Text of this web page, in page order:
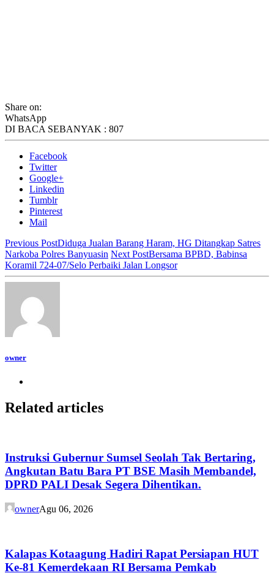
Share on:
WhatsApp
DI BACA SEBANYAK : 807
Facebook
Twitter
Google+
Linkedin
Tumblr
Pinterest
Mail
Previous PostDiduga Jualan Barang Haram, HG Ditangkap Satres
Narkoba Polres Banyuasin Next PostBersama BPBD, Babinsa
Koramil 724-07/Selo Perbaiki Jalan Longsor
owner
Related articles
Instruksi Gubernur Sumsel Seolah Tak Bertaring,
Angkutan Batu Bara PT BSE Masih Membandel,
DPRD PALI Desak Segera Dihentikan.
ownerAgu 06, 2026
Kalapas Kotaagung Hadiri Rapat Persiapan HUT
Ke-81 Kemerdekaan RI Bersama Pemkab